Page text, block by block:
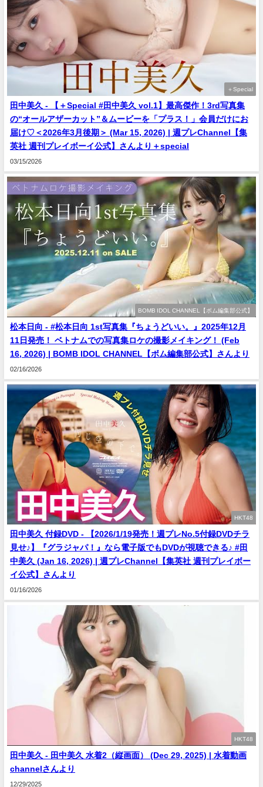
＋Special
田中美久 - 【＋Special #田中美久 vol.1】最高傑作！3rd写真集
の“オールアザーカット”＆ムービーを「プラス！」会員だけにお
届け♡＜2026年3月後期＞ (Mar 15, 2026) | 週プレChannel【集
英社 週刊プレイボーイ公式】さんより＋special
03/15/2026
BOMB IDOL CHANNEL【ボム編集部公式】
松本日向 - #松本日向 1st写真集『ちょうどいい。』2025年12月
11日発売！ ベトナムでの写真集ロケの撮影メイキング！ (Feb
16, 2026) | BOMB IDOL CHANNEL【ボム編集部公式】さんより
02/16/2026
HKT48
田中美久 付録DVD - 【2026/1/19発売！週プレNo.5付録DVDチラ
見せ♪】『グラジャパ！』なら電子版でもDVDが視聴できる♪ #田
中美久 (Jan 16, 2026) | 週プレChannel【集英社 週刊プレイボー
イ公式】さんより
01/16/2026
HKT48
田中美久 - 田中美久 水着2（縦画面） (Dec 29, 2025) | 水着動画
channelさんより
12/29/2025